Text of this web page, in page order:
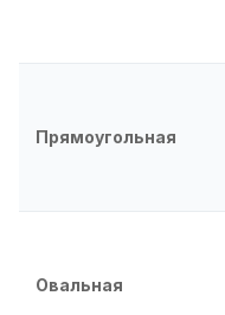
Прямоугольная
Овальная